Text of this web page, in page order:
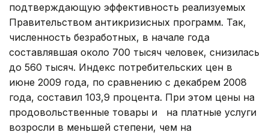
подтверждающую эффективность реализуемых
Правительством антикризисных программ. Так,
численность безработных, в начале года
составлявшая около 700 тысяч человек, снизилась
до 560 тысяч. Индекс потребительских цен в
июне 2009 года, по сравнению с декабрем 2008
года, составил 103,9 процента. При этом цены на
продовольственные товары и на платные услуги
возросли в меньшей степени, чем на